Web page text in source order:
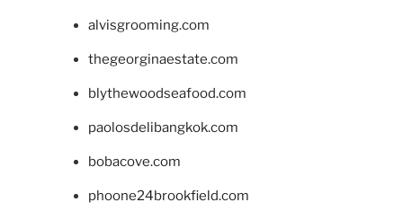
alvisgrooming.com
thegeorginaestate.com
blythewoodseafood.com
paolosdelibangkok.com
bobacove.com
phoone24brookfield.com